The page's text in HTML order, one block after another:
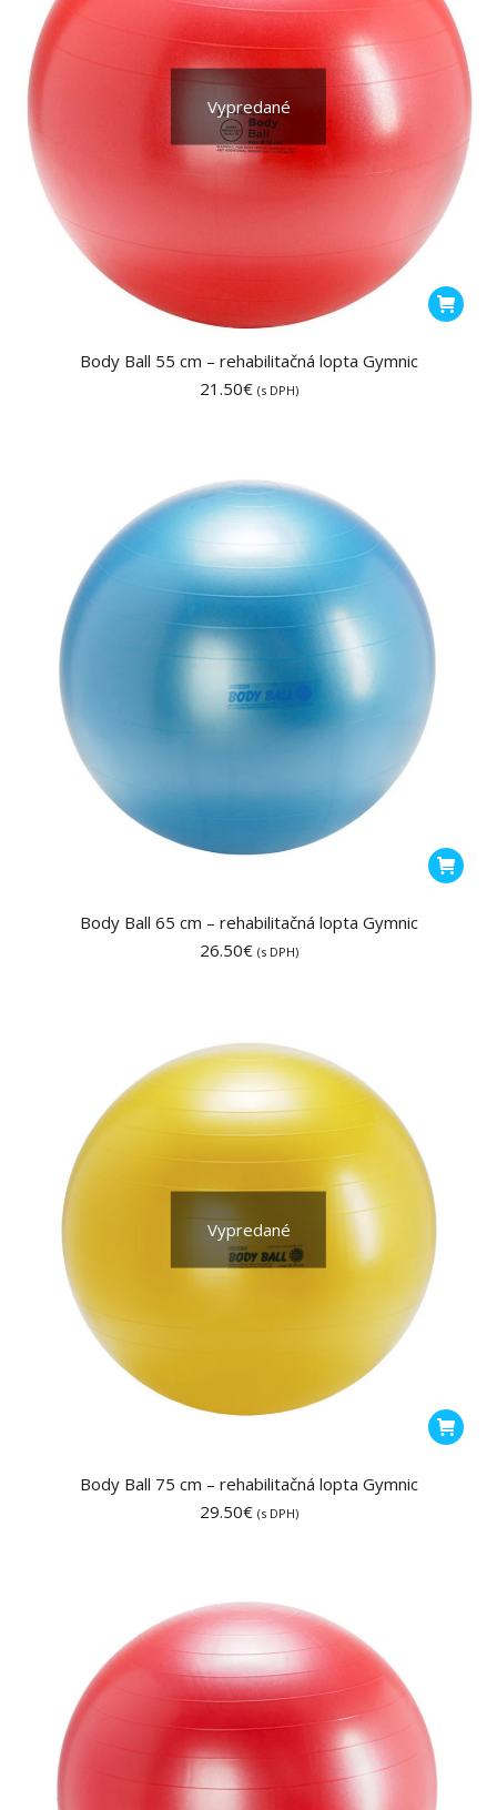
Vypredané
Body Ball 55 cm – rehabilitačná lopta Gymnic
21.50€ (s DPH)
Body Ball 65 cm – rehabilitačná lopta Gymnic
26.50€ (s DPH)
Vypredané
Body Ball 75 cm – rehabilitačná lopta Gymnic
29.50€ (s DPH)